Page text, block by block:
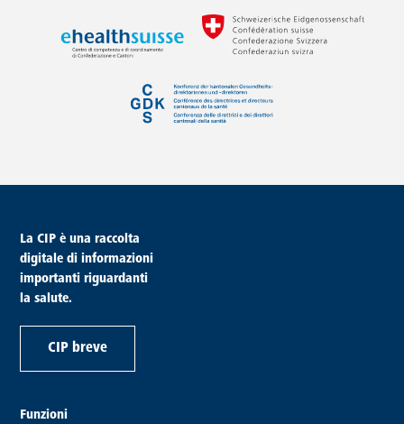
piè di pagina
La CIP è una raccolta
digitale di informazioni
importanti riguardanti
la salute.
CIP breve
Funzioni